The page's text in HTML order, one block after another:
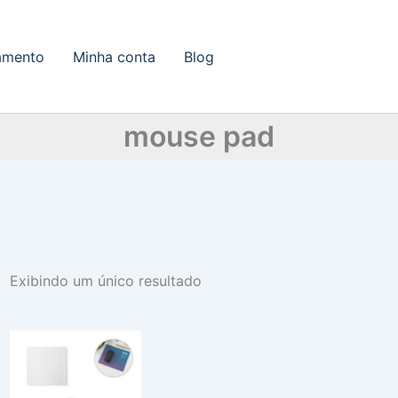
Minha conta Blog
mouse pad
Exibindo um único resultado